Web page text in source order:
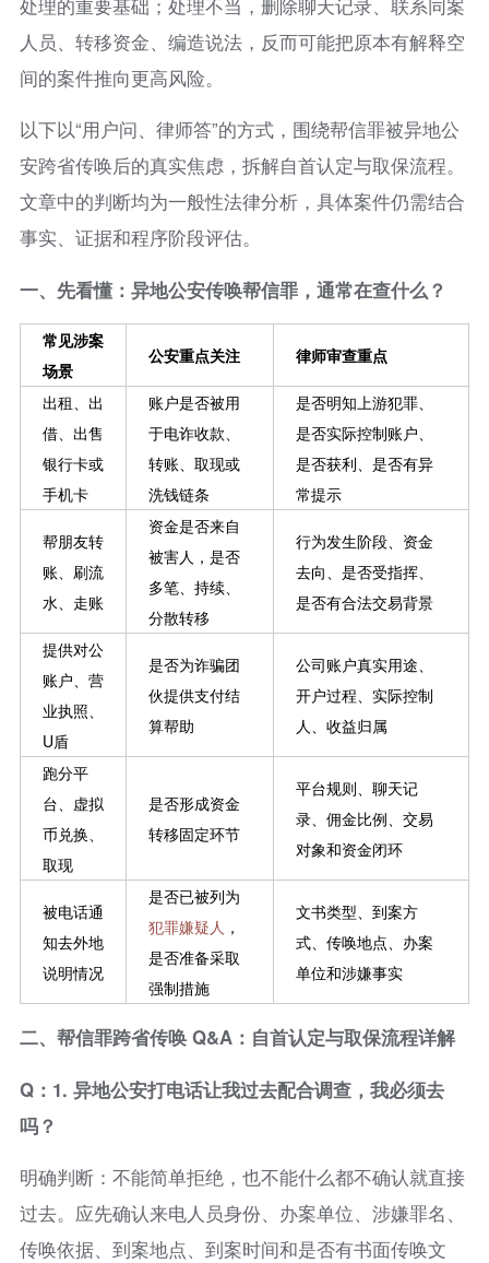
处理的重要基础；处理不当，删除聊天记录、联系同案
人员、转移资金、编造说法，反而可能把原本有解释空
间的案件推向更高风险。
以下以“用户问、律师答”的方式，围绕帮信罪被异地公
安跨省传唤后的真实焦虑，拆解自首认定与取保流程。
文章中的判断均为一般性法律分析，具体案件仍需结合
事实、证据和程序阶段评估。
一、先看懂：异地公安传唤帮信罪，通常在查什么？
常见涉案
场景
公安重点关注 律师审查重点
出租、出
借、出售
银行卡或
手机卡
账户是否被用
于电诈收款、
转账、取现或
洗钱链条
是否明知上游犯罪、
是否实际控制账户、
是否获利、是否有异
常提示
帮朋友转
账、刷流
水、走账
资金是否来自
被害人，是否
多笔、持续、
分散转移
行为发生阶段、资金
去向、是否受指挥、
是否有合法交易背景
提供对公
账户、营
业执照、
U盾
是否为诈骗团
伙提供支付结
算帮助
公司账户真实用途、
开户过程、实际控制
人、收益归属
跑分平
台、虚拟
币兑换、
取现
是否形成资金
转移固定环节
平台规则、聊天记
录、佣金比例、交易
对象和资金闭环
被电话通
知去外地
说明情况
是否已被列为
犯罪嫌疑人 ，
是否准备采取
强制措施
文书类型、到案方
式、传唤地点、办案
单位和涉嫌事实
二、帮信罪跨省传唤 Q&A：自首认定与取保流程详解
Q：1. 异地公安打电话让我过去配合调查，我必须去
吗？
明确判断：不能简单拒绝，也不能什么都不确认就直接
过去。应先确认来电人员身份、办案单位、涉嫌罪名、
传唤依据、到案地点、到案时间和是否有书面传唤文